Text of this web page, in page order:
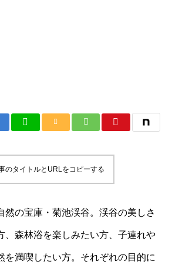
のタイトルとURLをコピーする
然の宝庫・菊池渓谷。渓谷の美しさ
、森林浴を楽しみたい方、子連れや
を満喫したい方。それぞれの目的に